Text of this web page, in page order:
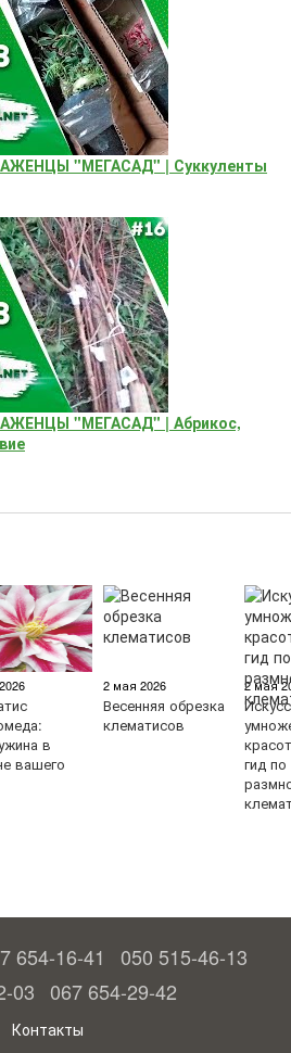
"МЕГАСАД" | Суккуленты
"МЕГАСАД" | Абрикос,
в
вашего
2 мая 2026
Весенняя обрезка
клематисов
2 мая
гид по
654-16-41
050 515-46-13
03 067 654-29-42
Контакты